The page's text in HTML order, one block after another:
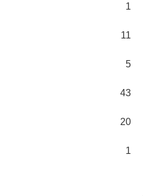
1
11
5
43
20
1